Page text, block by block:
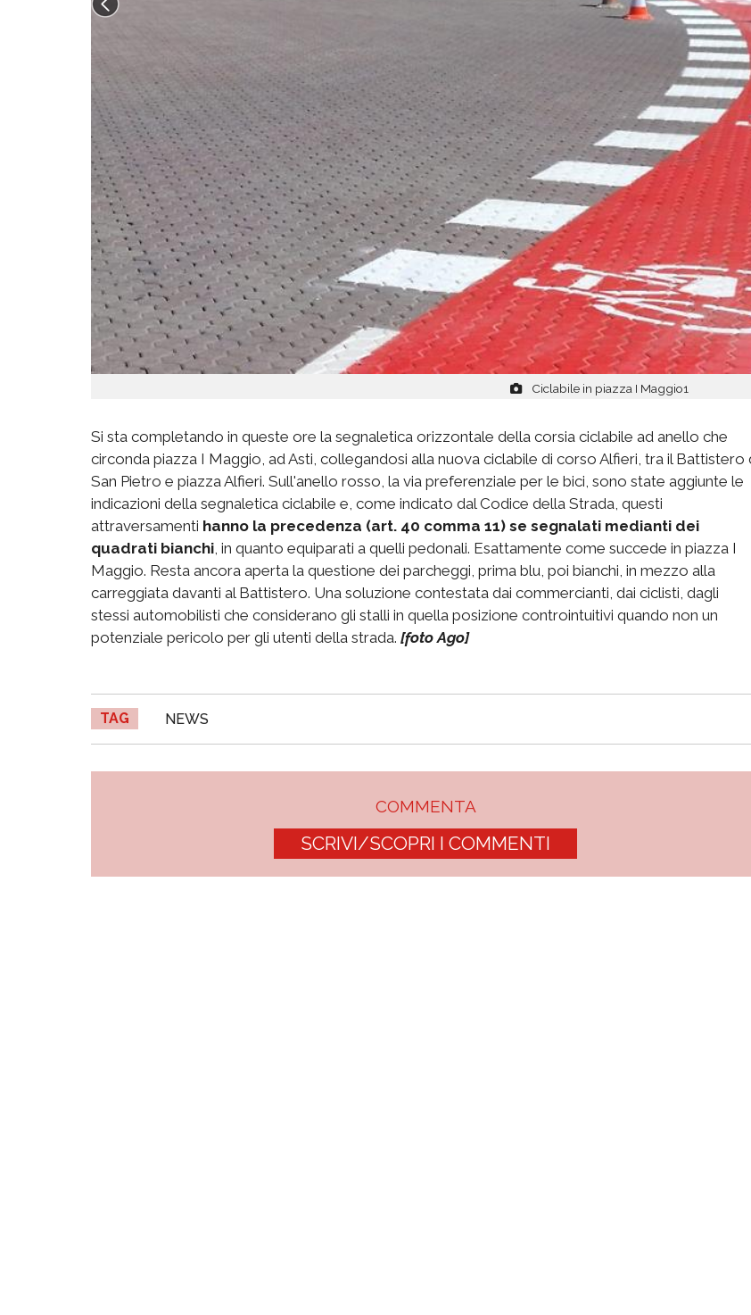
Ciclabile in piazza I Maggio1
Si sta completando in queste ore la segnaletica orizzontale della corsia ciclabile ad anello che
circonda piazza I Maggio, ad Asti, collegandosi alla nuova ciclabile di corso Alfieri, tra il Battistero
San Pietro e piazza Alfieri. Sull'anello rosso, la via preferenziale per le bici, sono state aggiunte le
indicazioni della segnaletica ciclabile e, come indicato dal Codice della Strada, questi
attraversamenti hanno la precedenza (art. 40 comma 11) se segnalati medianti dei
quadrati bianchi , in quanto equiparati a quelli pedonali. Esattamente come succede in piazza I
Maggio. Resta ancora aperta la questione dei parcheggi, prima blu, poi bianchi, in mezzo alla
carreggiata davanti al Battistero. Una soluzione contestata dai commercianti, dai ciclisti, dagli
stessi automobilisti che considerano gli stalli in quella posizione controintuitivi quando non un
potenziale pericolo per gli utenti della strada. [foto Ago]
TAG NEWS
COMMENTA
SCRIVI/SCOPRI I COMMENTI